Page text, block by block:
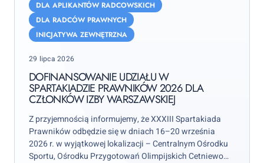
udziału
Spartakiadzie
Prawników
2026
członków
Izby
warszawskiej
DLA APLIKANTÓW RADCOWSKICH
DLA RADCÓW PRAWNYCH
INICJATYWA ZEWNĘTRZNA
Posted
29 lipca 2026
DOFINANSOWANIE UDZIAŁU W
SPARTAKIADZIE PRAWNIKÓW 2026 DLA
CZŁONKÓW IZBY WARSZAWSKIEJ
Z przyjemnością informujemy, że XXXIII Spartakiada
Prawników odbędzie się w dniach 16–20 września
2026 r. w wyjątkowej lokalizacji – Centralnym Ośrodku
Sportu, Ośrodku Przygotowań Olimpijskich Cetniewo